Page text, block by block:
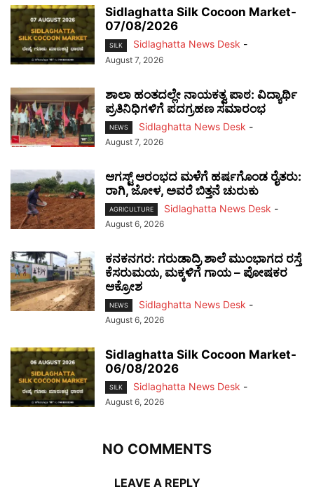
Sidlaghatta Silk Cocoon Market-
07/08/2026
SILK Sidlaghatta News Desk -
August 7, 2026
ಶಾಲಾ ಹಂತದಲ್ಲೇ ನಾಯಕತ್ವ ಪಾಠ: ವಿದ್ಯಾರ್ಥಿ
ಪ್ರತಿನಿಧಿಗಳಿಗೆ ಪದಗ್ರಹಣ ಸಮಾರಂಭ
NEWS Sidlaghatta News Desk -
August 7, 2026
ಆಗಸ್ಟ್ ಆರಂಭದ ಮಳೆಗೆ ಹರ್ಷಗೊಂಡ ರೈತರು:
ರಾಗಿ, ಜೋಳ, ಅವರೆ ಬಿತ್ತನೆ ಚುರುಕು
AGRICULTURE Sidlaghatta News Desk -
August 6, 2026
ಕನಕನಗರ: ಗರುಡಾದ್ರಿ ಶಾಲೆ ಮುಂಭಾಗದ ರಸ್ತೆ
ಕೆಸರುಮಯ, ಮಕ್ಕಳಿಗೆ ಗಾಯ – ಪೋಷಕರ
ಆಕ್ರೋಶ
NEWS Sidlaghatta News Desk -
August 6, 2026
Sidlaghatta Silk Cocoon Market-
06/08/2026
SILK Sidlaghatta News Desk -
August 6, 2026
NO COMMENTS
LEAVE A REPLY